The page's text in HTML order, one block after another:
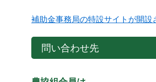
補助金事務局の特設サイトが開設
問い合わせ先